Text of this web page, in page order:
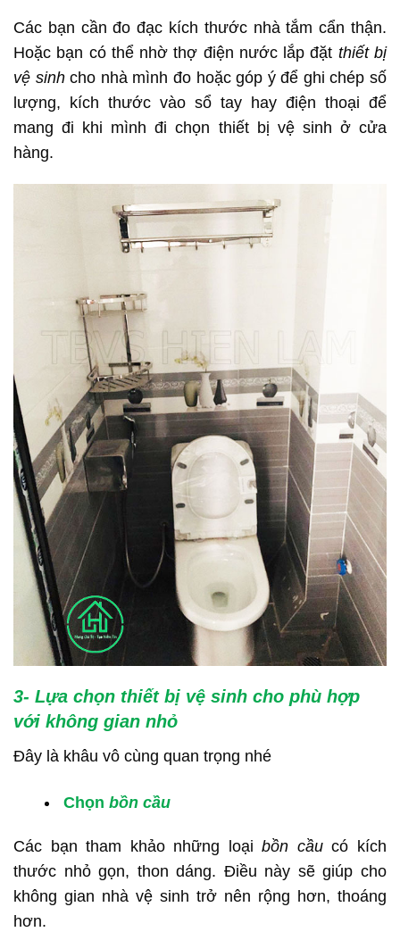
Các bạn cần đo đạc kích thước nhà tắm cẩn thận.
Hoặc bạn có thể nhờ thợ điện nước lắp đặt thiết bị
vệ sinhcho nhà mình đo hoặc góp ý để ghi chép số
lượng, kích thước vào sổ tay hay điện thoại để
mang đi khi mình đi chọn thiết bị vệ sinh ở cửa
hàng.
3- Lựa chọn thiết bị vệ sinh cho phù hợp
với không gian nhỏ
Đây là khâu vô cùng quan trọng nhé
Chọn bồn cầu
Các bạn tham khảo những loạibồn cầucó kích
thước nhỏ gọn, thon dáng. Điều này sẽ giúp cho
không gian nhà vệ sinh trở nên rộng hơn, thoáng
hơn.